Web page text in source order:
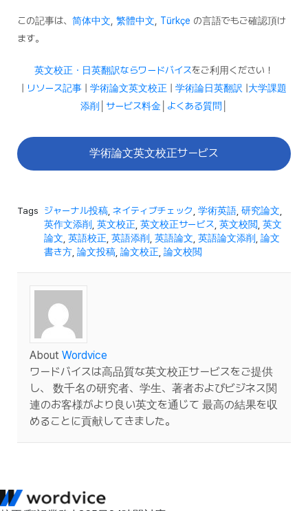
この記事は、 简体中文 繁體中文 Türkçe の言語でもご確認頂け
ます。
英文校正・日英翻訳ならワードバイスをご利用ください！
| リソース記事 | 学術論文英文校正 | 学術論日英翻訳 |大学課題
添削
サービス料金 よくある質問
学術論文英文校正サービス
Tags ジャーナル投稿 ネイティブチェック 学術英語 研究論文
英作文添削
英文校正 英文校正サービス 英文校閲 英文
論文 英語校正 英語添削 英語論文 英語論文添削
論文
書き方 論文投稿 論文校正 論文校閲
About Wordvice
ワードバイスは高品質な英文校正サービスをご提供
し、 数千名の研究者、学生、著者およびビジネス関
連のお客様がより良い英文を通じて 最高の結果を収
めることに貢献してきました。